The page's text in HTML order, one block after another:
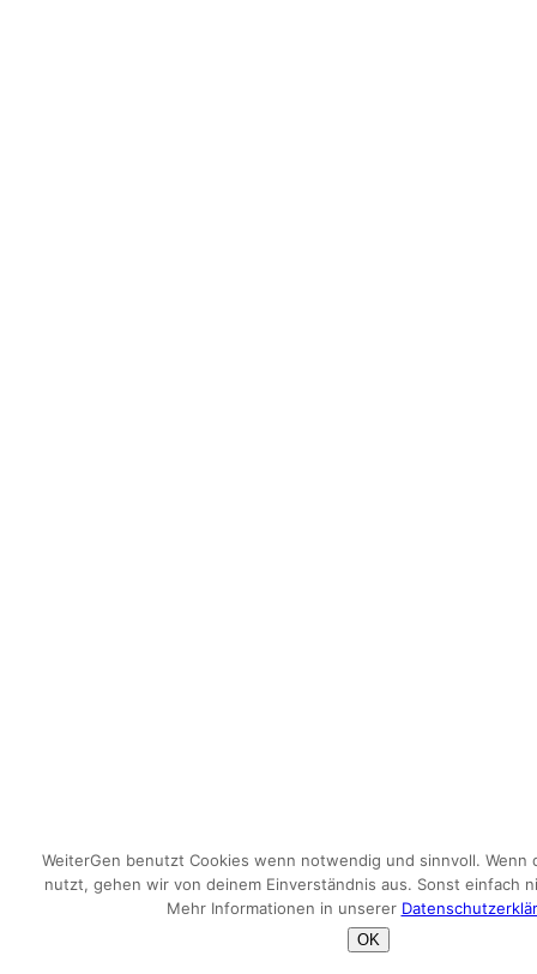
WeiterGen benutzt Cookies wenn notwendig und sinnvoll. Wenn
nutzt, gehen wir von deinem Einverständnis aus. Sonst einfach
Mehr Informationen in unserer
OK